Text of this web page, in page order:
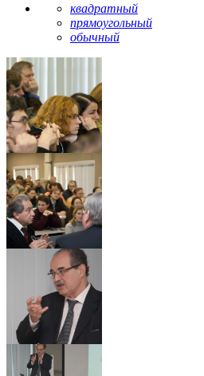
квадратный
прямоугольный
обычный